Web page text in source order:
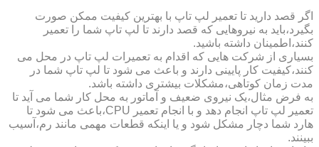
اگر قصد دارید تا تعمیر لپ تاپ با بهترین کیفیت ممکن صورت
بگیرد،باید به نیروهایی که قصد دارند تا لپ تاپ شما را تعمیر
کنند،اطمینان داشته باشید.
بسیاری از شرکت هایی که اقدام به تعمیرات لپ تاپ در محل می
کنند،کیفیت کار پایینی دارند و باعث می شود تا لپ تاپ شما در
مدت زمان کوتاهی،مشکلات بیشتری داشته باشد.
به فرض مثال،یک نیروی ضعیف و آماتور به محل کار شما می آید تا
تعمیر لپ تاپ انجام دهد و با انجام تعمیر CPU،باعث می شود تا
هارد شما دچار مشکل شود و یا اینکه قطعات مهمی مانند رم،آسیب
ببینند.